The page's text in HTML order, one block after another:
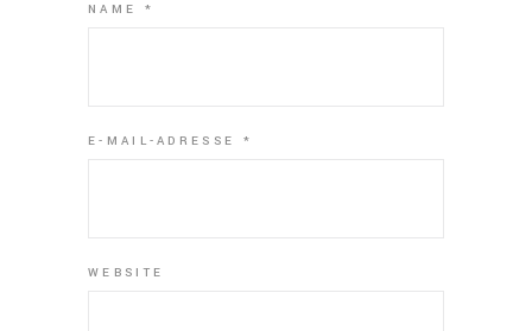
NAME *
E-MAIL-ADRESSE *
WEBSITE